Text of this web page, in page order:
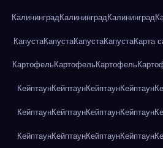
Калининград Калининград Калининград
КапустаКапустаКапустаКапустаКарта
КартофельКартофельКартофель
КейптаунКейптаунКейптаунКейптаун
КейптаунКейптаунКейптаунКейптаун
КейптаунКейптаунКейптаунКейптаун